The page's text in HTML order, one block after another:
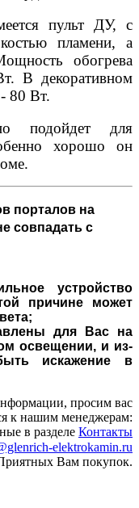
пульт ДУ, с
пламени, а
обогрева
В декоративном
80 Вт.
подойдет для
хорошо он
порталов на
совпадать с
устройство
причине может
для Вас на
освещении, и из-
искажение в
просим вас
к нашим менеджерам:
в разделе Контакты
elektrokamin.ru
Вам покупок.